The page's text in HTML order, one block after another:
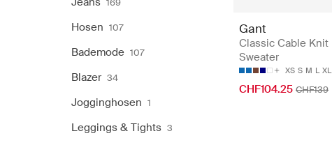
169
Hosen 107
Bademode 107
Blazer 34
Jogginghosen 1
Leggings & Tights 3
Gant
Classic Cable Knit
Sweater
XS S M L XL
CHF104.25 CHF139